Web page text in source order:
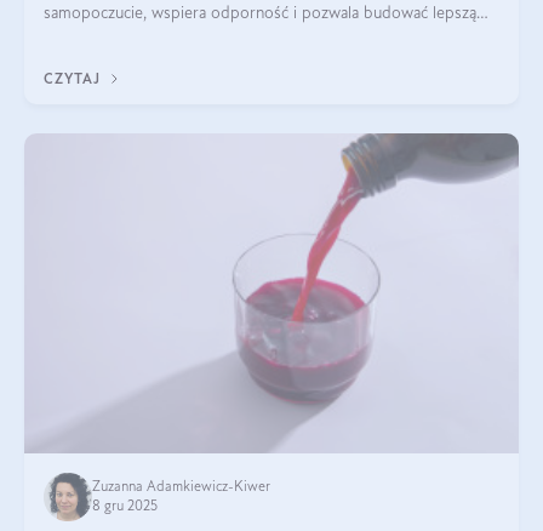
samopoczucie, wspiera odporność i pozwala budować lepszą
CZYTAJ
Zuzanna Adamkiewicz-Kiwer
8 gru 2025